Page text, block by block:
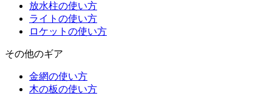
放水柱の使い方
ライトの使い方
ロケットの使い方
その他のギア
金網の使い方
木の板の使い方